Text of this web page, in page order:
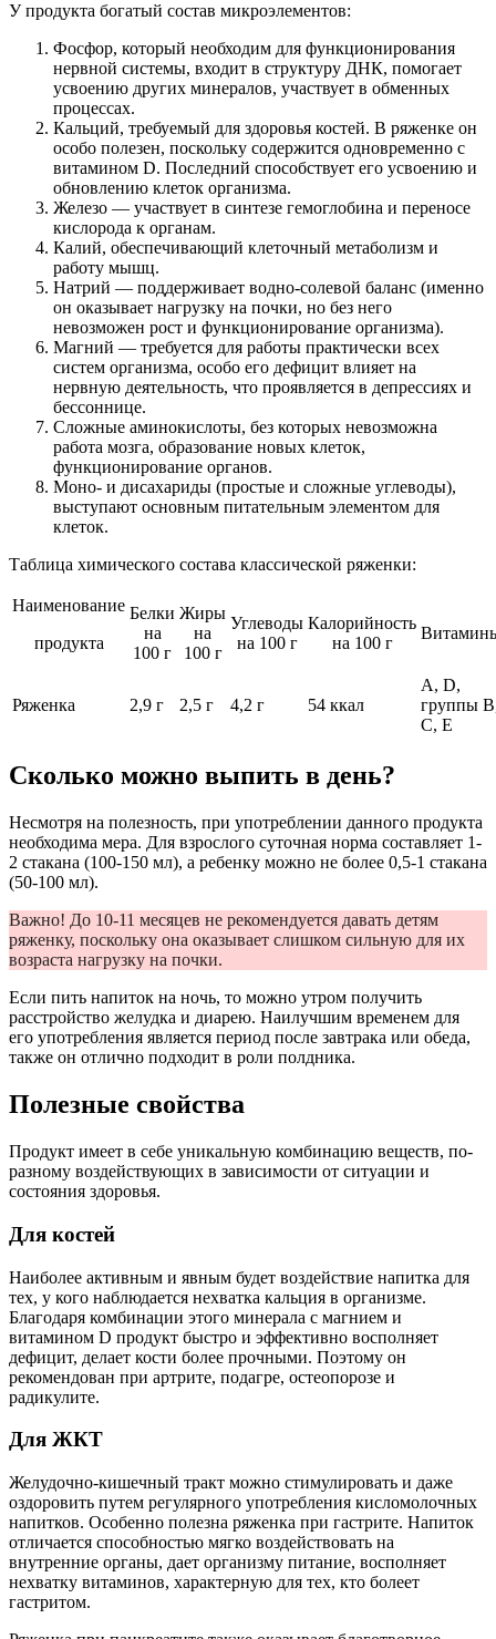
У продукта богатый состав микроэлементов:
Фосфор, который необходим для функционирования
нервной системы, входит в структуру ДНК, помогает
усвоению других минералов, участвует в обменных
процессах.
Кальций, требуемый для здоровья костей. В ряженке он
особо полезен, поскольку содержится одновременно с
витамином D. Последний способствует его усвоению и
обновлению клеток организма.
Железо — участвует в синтезе гемоглобина и переносе
кислорода к органам.
Калий, обеспечивающий клеточный метаболизм и
работу мышц.
Натрий — поддерживает водно-солевой баланс (именно
он оказывает нагрузку на почки, но без него
невозможен рост и функционирование организма).
Магний — требуется для работы практически всех
систем организма, особо его дефицит влияет на
нервную деятельность, что проявляется в депрессиях и
бессоннице.
Сложные аминокислоты, без которых невозможна
работа мозга, образование новых клеток,
функционирование органов.
Моно- и дисахариды (простые и сложные углеводы),
выступают основным питательным элементом для
клеток.
Таблица химического состава классической ряженки:
Наименование
продукта
Белки
на
100 г
Жиры
на
100 г
Углеводы
на 100 г
Калорийность
на 100 г
Ряженка 2,9 г 2,5 г 4,2 г 54 ккал
A, D,
группы
C, E
Сколько можно выпить в день?
Несмотря на полезность, при употреблении данного продукта
необходима мера. Для взрослого суточная норма составляет 1-
2 стакана (100-150 мл), а ребенку можно не более 0,5-1 стакана
(50-100 мл).
Важно! До 10-11 месяцев не рекомендуется давать детям
ряженку, поскольку она оказывает слишком сильную для их
возраста нагрузку на почки.
Если пить напиток на ночь, то можно утром получить
расстройство желудка и диарею. Наилучшим временем для
его употребления является период после завтрака или обеда,
также он отлично подходит в роли полдника.
Полезные свойства
Продукт имеет в себе уникальную комбинацию веществ, по-
разному воздействующих в зависимости от ситуации и
состояния здоровья.
Для костей
Наиболее активным и явным будет воздействие напитка для
тех, у кого наблюдается нехватка кальция в организме.
Благодаря комбинации этого минерала с магнием и
витамином D продукт быстро и эффективно восполняет
дефицит, делает кости более прочными. Поэтому он
рекомендован при артрите, подагре, остеопорозе и
радикулите.
Для ЖКТ
Желудочно-кишечный тракт можно стимулировать и даже
оздоровить путем регулярного употребления кисломолочных
напитков. Особенно полезна ряженка при гастрите. Напиток
отличается способностью мягко воздействовать на
внутренние органы, дает организму питание, восполняет
нехватку витаминов, характерную для тех, кто болеет
гастритом.